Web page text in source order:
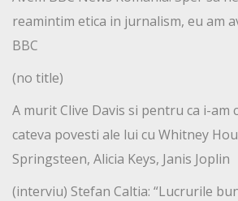
reamintim etica in jurnalism, eu am
BBC
(no title)
A murit Clive Davis si pentru ca i-am
cateva povesti ale lui cu Whitney
Springsteen, Alicia Keys, Janis Joplin
(interviu) Stefan Caltia: “Lucrurile